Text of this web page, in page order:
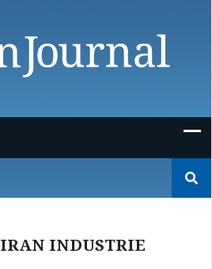
nach:
IRAN INDUSTRIE